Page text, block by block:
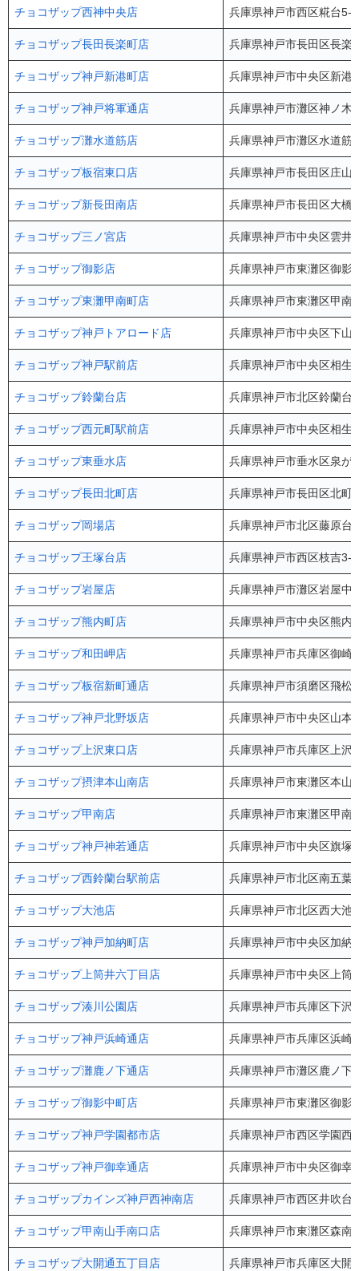
チョコザップ西神中央店 兵庫県神戸市西区糀台
チョコザップ長田長楽町店 兵庫県神戸市長田区長
チョコザップ神戸新港町店 兵庫県神戸市中央区新
チョコザップ神戸将軍通店 兵庫県神戸市灘区神ノ
チョコザップ灘水道筋店 兵庫県神戸市灘区水道
チョコザップ板宿東口店 兵庫県神戸市長田区庄
チョコザップ新長田南店 兵庫県神戸市長田区大
チョコザップ三ノ宮店 兵庫県神戸市中央区雲
チョコザップ御影店 兵庫県神戸市東灘区御
チョコザップ東灘甲南町店 兵庫県神戸市東灘区甲
チョコザップ神戸トアロード店 兵庫県神戸市中央区下
チョコザップ神戸駅前店 兵庫県神戸市中央区相
チョコザップ鈴蘭台店 兵庫県神戸市北区鈴蘭
チョコザップ西元町駅前店 兵庫県神戸市中央区相
チョコザップ東垂水店 兵庫県神戸市垂水区泉
チョコザップ長田北町店 兵庫県神戸市長田区北
チョコザップ岡場店 兵庫県神戸市北区藤原
チョコザップ王塚台店 兵庫県神戸市西区枝吉
チョコザップ岩屋店 兵庫県神戸市灘区岩屋
チョコザップ熊内町店 兵庫県神戸市中央区熊
チョコザップ和田岬店 兵庫県神戸市兵庫区御
チョコザップ板宿新町通店 兵庫県神戸市須磨区飛
チョコザップ神戸北野坂店 兵庫県神戸市中央区山
チョコザップ上沢東口店 兵庫県神戸市兵庫区上
チョコザップ摂津本山南店 兵庫県神戸市東灘区本
チョコザップ甲南店 兵庫県神戸市東灘区甲
チョコザップ神戸神若通店 兵庫県神戸市中央区旗
チョコザップ西鈴蘭台駅前店 兵庫県神戸市北区南五
チョコザップ大池店 兵庫県神戸市北区西大
チョコザップ神戸加納町店 兵庫県神戸市中央区加
チョコザップ上筒井六丁目店 兵庫県神戸市中央区上
チョコザップ湊川公園店 兵庫県神戸市兵庫区下
チョコザップ神戸浜崎通店 兵庫県神戸市兵庫区浜
チョコザップ灘鹿ノ下通店 兵庫県神戸市灘区鹿ノ
チョコザップ御影中町店 兵庫県神戸市東灘区御
チョコザップ神戸学園都市店 兵庫県神戸市西区学園
チョコザップ神戸御幸通店 兵庫県神戸市中央区御
チョコザップカインズ神戸西神南店 兵庫県神戸市西区井吹
チョコザップ甲南山手南口店 兵庫県神戸市東灘区森
チョコザップ大開通五丁目店 兵庫県神戸市兵庫区大